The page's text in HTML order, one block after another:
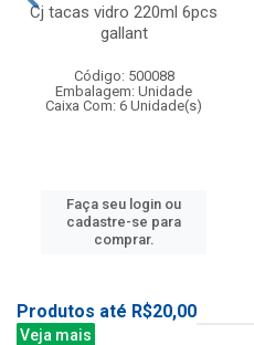
Cj tacas vidro 220ml 6pcs
gallant
Código: 500088
Embalagem: Unidade
Caixa Com: 6 Unidade(s)
Faça seu login ou
cadastre-se para
comprar.
Produtos até R$20,00
Veja mais